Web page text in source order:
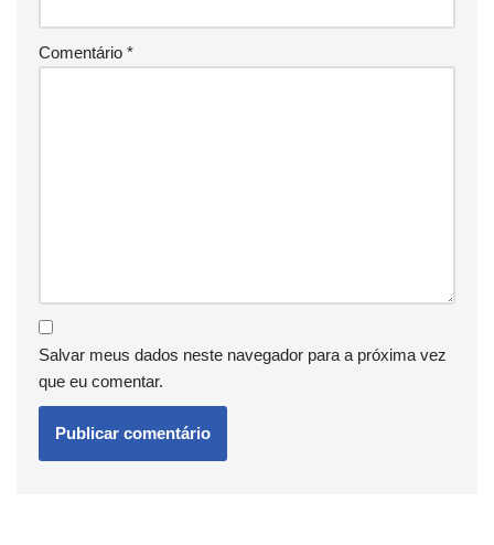
Comentário *
Salvar meus dados neste navegador para a próxima vez
que eu comentar.